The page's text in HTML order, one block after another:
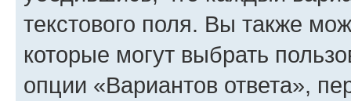
текстового поля. Вы также
которые могут выбрать
опции «Вариантов ответа»,